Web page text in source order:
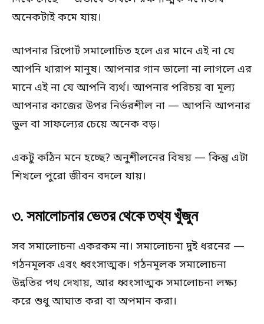
অনেকটাই কমে যায়।
আপনার রিপোর্ট সমালোচিত হলে এর মানে এই না যে
আপনি খারাপ মানুষ। আপনার গান ভালো না লাগলে এর
মানে এই না যে আপনি ব্যর্থ। আপনার পরিচয় বা মূল্য
আপনার কাজের উপর নির্ভরশীল না — আপনি আপনার
ভুল বা সাফল্যের চেয়ে অনেক বড়।
একটু কঠিন মনে হচ্ছে? অনুশীলনের বিষয় — কিন্তু এটা
শিখলে পুরো জীবন বদলে যায়।
৩. সমালোচনার ভেতর থেকে তথ্য খুঁজুন
সব সমালোচনা একরকম না। সমালোচনা দুই ধরনের —
গঠনমূলক এবং ধ্বংসাত্মক। গঠনমূলক সমালোচনা
উন্নতির পথ দেখায়, আর ধ্বংসাত্মক সমালোচনা লক্ষ্য
করে শুধু আঘাত করা বা অপমান করা।